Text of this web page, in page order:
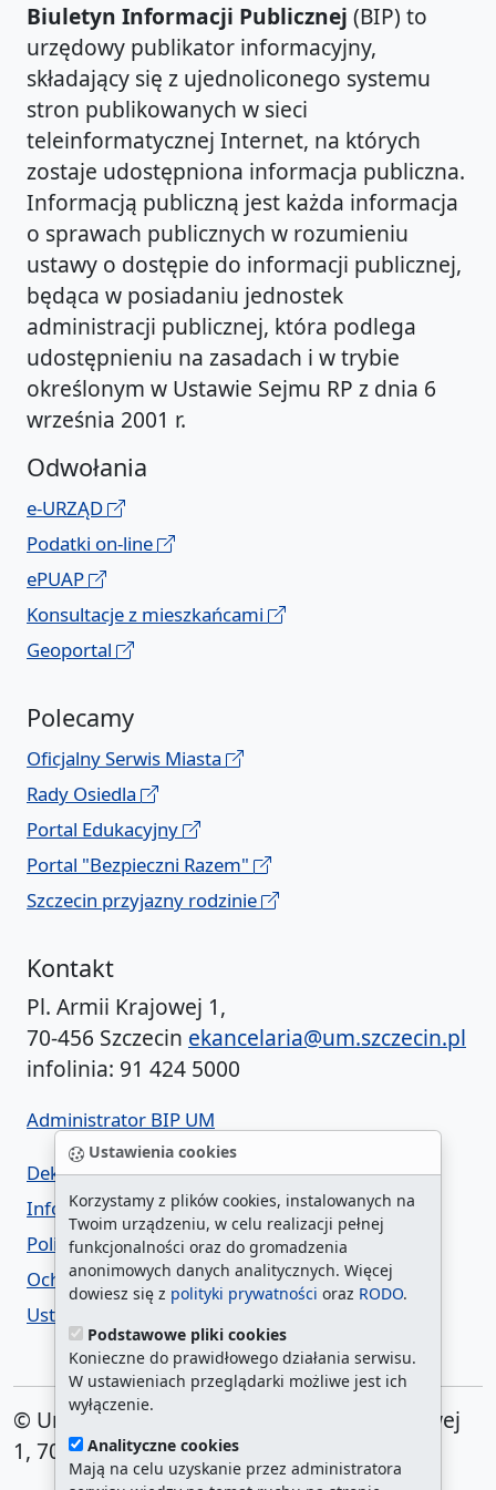
Ustawienia cookies
Korzystamy z plików cookies, instalowanych na
Twoim urządzeniu, w celu realizacji pełnej
funkcjonalności oraz do gromadzenia
anonimowych danych analitycznych. Więcej
dowiesz się z polityki prywatności oraz RODO.
Podstawowe pliki cookies
Konieczne do prawidłowego działania serwisu.
W ustawieniach przeglądarki możliwe jest ich
wyłączenie.
Analityczne cookies
Mają na celu uzyskanie przez administratora
Biuletyn Informacji Publicznej (BIP) to
urzędowy publikator informacyjny,
składający się z ujednoliconego systemu
stron publikowanych w sieci
teleinformatycznej Internet, na których
zostaje udostępniona informacja publiczna.
Informacją publiczną jest każda informacja
o sprawach publicznych w rozumieniu
ustawy o dostępie do informacji publicznej,
będąca w posiadaniu jednostek
administracji publicznej, która podlega
udostępnieniu na zasadach i w trybie
określonym w Ustawie Sejmu RP z dnia 6
września 2001 r.
Odwołania
e-URZĄD
Podatki on-line
ePUAP
Konsultacje z mieszkańcami
Geoportal
Polecamy
Oficjalny Serwis Miasta
Rady Osiedla
Portal Edukacyjny
Portal "Bezpieczni Razem"
Szczecin przyjazny rodzinie
Kontakt
Pl. Armii Krajowej 1,
70-456 Szczecin ekancelaria@um.szczecin.pl
infolinia: 91 424 5000
Administrator BIP UM
Deklaracja dostępności
Informacja o urzędzie w ETR
Polityka prywatności
Ochrona danych osobowych
Ustawienia cookies
© Urząd Miasta Szczecin. Plac Armii Krajowej
1, 70-456 Szczecin